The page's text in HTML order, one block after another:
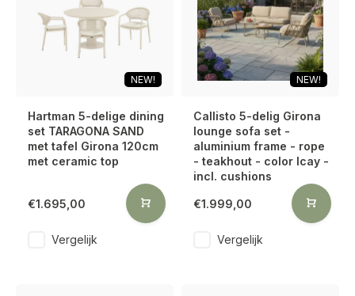
NEW!
Hartman 5-delige dining
set TARAGONA SAND
met tafel Girona 120cm
met ceramic top
€1.695,00
Vergelijk
NEW!
Callisto 5-delig Girona
lounge sofa set -
aluminium frame - rope
- teakhout - color lcay -
incl. cushions
€1.999,00
Vergelijk